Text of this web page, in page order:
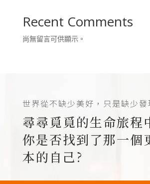
Recent Comments
尚無留言可供顯示。
世界從不缺少美好，只是缺少發
尋尋覓覓的生命旅程
你是否找到了那一個
本的自己?